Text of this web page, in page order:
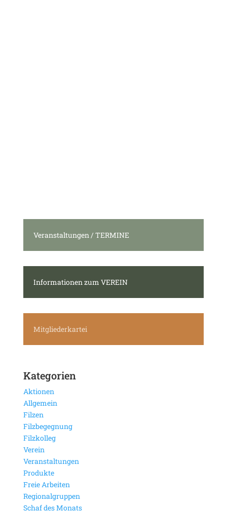
Veranstaltungen / TERMINE
Informationen zum VEREIN
Mitgliederkartei
Kategorien
Aktionen
Allgemein
Filzen
Filzbegegnung
Filzkolleg
Verein
Veranstaltungen
Produkte
Freie Arbeiten
Regionalgruppen
Schaf des Monats